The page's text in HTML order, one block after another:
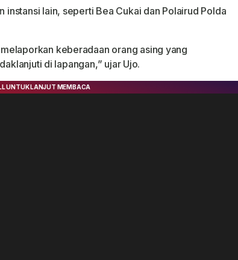
instansi lain, seperti Bea Cukai dan Polairud Polda
keberadaan orang asing yang
di lapangan,” ujar Ujo.